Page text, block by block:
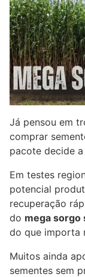
Já pensou em
comprar
pacote decide
Em testes
potencial
recuperação
do mega sorgo
do que importa
Muitos ainda
sementes sem